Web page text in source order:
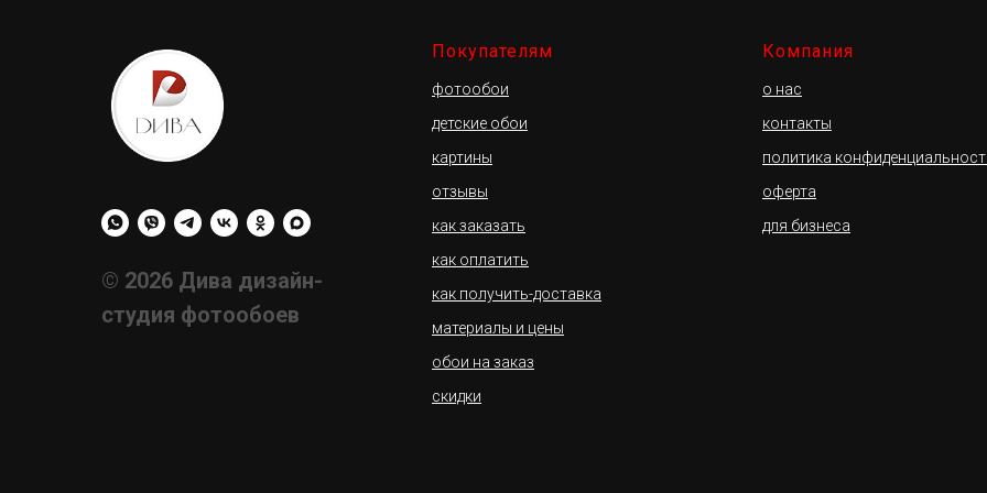
© 2026 Дива дизайн-
студия фотообоев
Покупателям
фотообои
детские обои
картины
отзывы
как заказать
как оплатить
как получить-доставка
материалы и цены
обои на заказ
скидки
Компания
о нас
контакты
политика
оферта
для бизнеса